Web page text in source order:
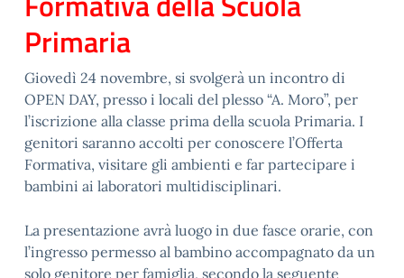
Primaria
Giovedì 24 novembre, si svolgerà un incontro di
OPEN DAY, presso i locali del plesso “A. Moro”, per
l’iscrizione alla classe prima della scuola Primaria. I
genitori saranno accolti per conoscere l’Offerta
Formativa, visitare gli ambienti e far partecipare i
bambini ai laboratori multidisciplinari.
La presentazione avrà luogo in due fasce orarie, con
l’ingresso permesso al bambino accompagnato da un
solo genitore per famiglia, secondo la seguente